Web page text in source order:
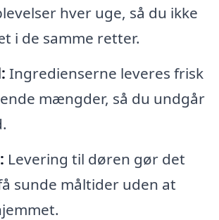
hver uge, så du ikke
i de samme retter.
Ingredienserne leveres frisk
mængder, så du undgår
Levering til døren gør det
sunde måltider uden at